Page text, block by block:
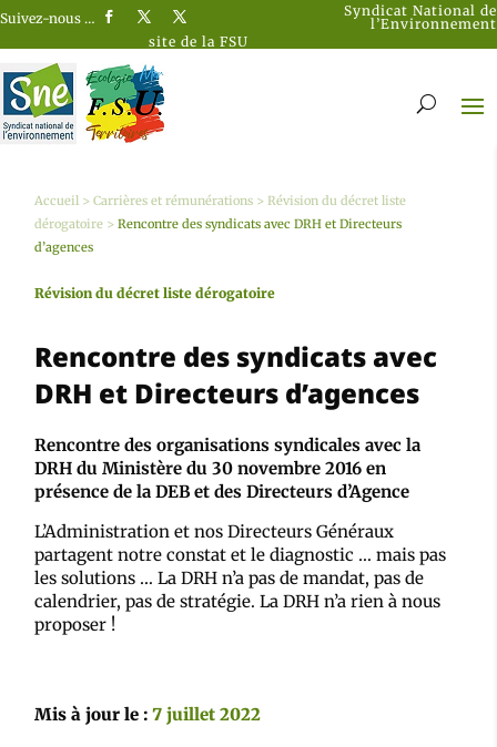
Suivez-nous …
Syndicat National de
l’Environnement
site de la FSU
Accueil >Carrières et rémunérations >Révision du décret liste
dérogatoire >Rencontre des syndicats avec DRH et Directeurs
d’agences
Révision du décret liste dérogatoire
Rencontre des syndicats avec
DRH et Directeurs d’agences
Rencontre des organisations syndicales avec la
DRH du Ministère du 30 novembre 2016 en
présence de la DEB et des Directeurs d’Agence
L’Administration et nos Directeurs Généraux
partagent notre constat et le diagnostic … mais pas
les solutions … La DRH n’a pas de mandat, pas de
calendrier, pas de stratégie. La DRH n’a rien à nous
proposer !
Mis à jour le :7 juillet 2022